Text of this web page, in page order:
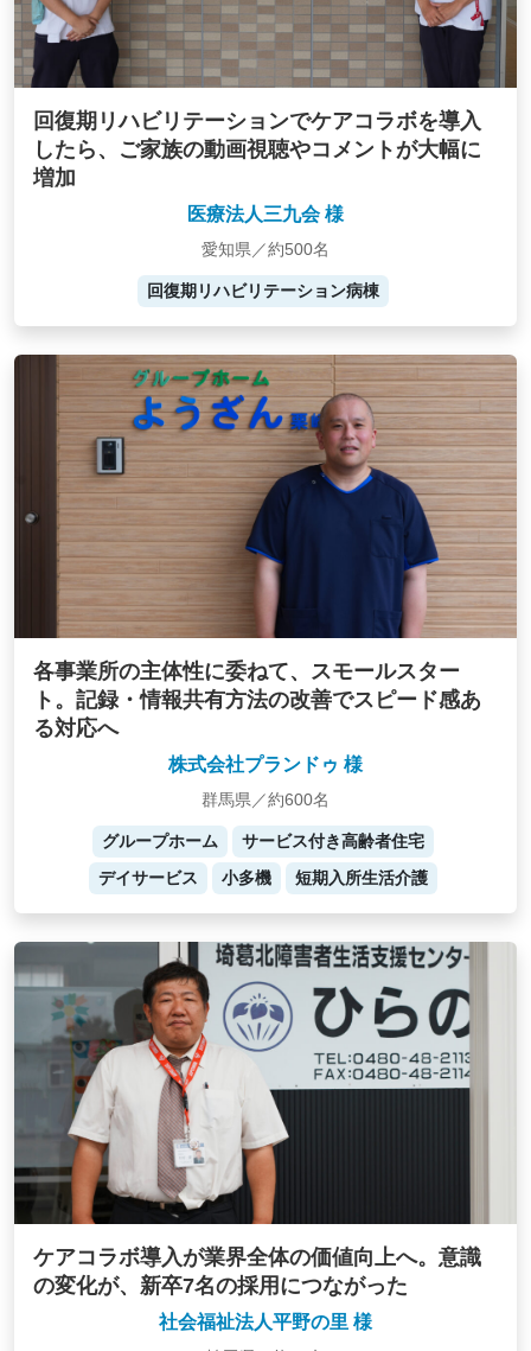
回復期リハビリテーションでケアコラボを導入
したら、ご家族の動画視聴やコメントが大幅に
増加
医療法人三九会 様
愛知県／約500名
回復期リハビリテーション病棟
各事業所の主体性に委ねて、スモールスター
ト。記録・情報共有方法の改善でスピード感あ
る対応へ
株式会社プランドゥ 様
群馬県／約600名
グループホーム
サービス付き高齢者住宅
デイサービス
小多機 短期入所生活介護
ケアコラボ導入が業界全体の価値向上へ。意識
の変化が、新卒7名の採用につながった
社会福祉法人平野の里 様